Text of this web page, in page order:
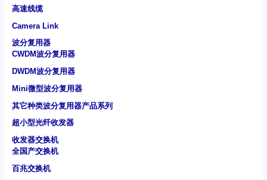
高速线缆
Camera Link
波分复用器
CWDM波分复用器
DWDM波分复用器
Mini微型波分复用器
其它种类波分复用器产品系列
超小型光纤收发器
收发器交换机
全国产交换机
百兆交换机